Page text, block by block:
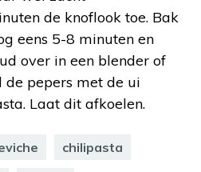
de knoflook toe. Bak
eens 5-8 minuten en
over in een blender of
de pepers met de ui
Laat dit afkoelen.
chilipasta